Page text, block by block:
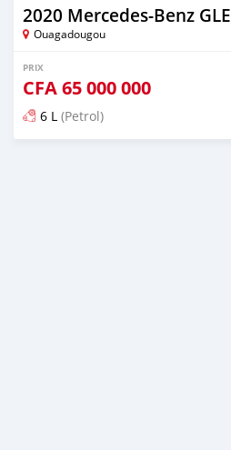
2020 Mercedes-Benz GLE
Ouagadougou
PRIX
CFA65 000 000
6 L (Petrol)